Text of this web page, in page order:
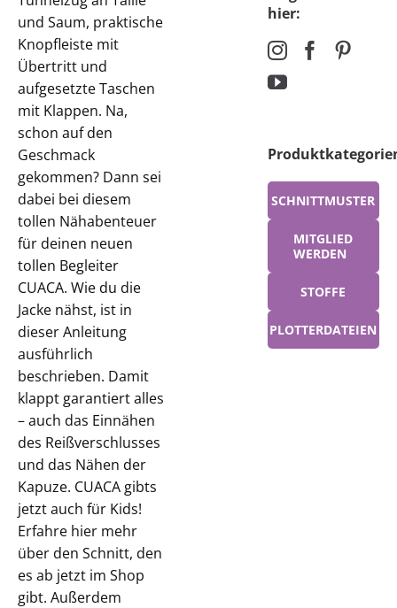
und Saum, praktische
Knopfleiste mit
Übertritt und
aufgesetzte Taschen
mit Klappen. Na,
schon auf den
Geschmack
gekommen? Dann sei
dabei bei diesem
tollen Nähabenteuer
für deinen neuen
tollen Begleiter
CUACA. Wie du die
Jacke nähst, ist in
dieser Anleitung
ausführlich
beschrieben. Damit
klappt garantiert alles
– auch das Einnähen
des Reißverschlusses
und das Nähen der
Kapuze. CUACA gibts
jetzt auch für Kids!
Erfahre hier mehr
über den Schnitt, den
es ab jetzt im Shop
gibt. Außerdem
hier:
SCHNITTMUSTER
MITGLIED
WERDEN
STOFFE
PLOTTERDATEIEN